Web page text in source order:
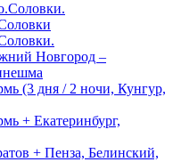
Новгород –
(3 дня / 2 ночи, Кунгур,
+ Екатеринбург,
+ Пенза, Белинский,